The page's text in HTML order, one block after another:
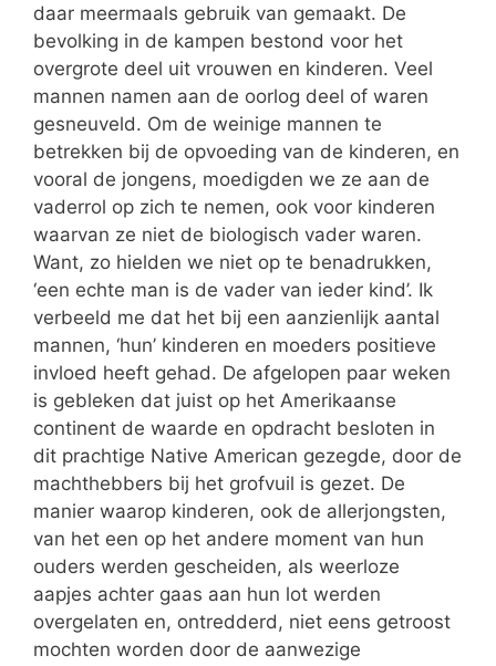
daar meermaals gebruik van gemaakt. De
bevolking in de kampen bestond voor het
overgrote deel uit vrouwen en kinderen. Veel
mannen namen aan de oorlog deel of waren
gesneuveld. Om de weinige mannen te
betrekken bij de opvoeding van de kinderen, en
vooral de jongens, moedigden we ze aan de
vaderrol op zich te nemen, ook voor kinderen
waarvan ze niet de biologisch vader waren.
Want, zo hielden we niet op te benadrukken,
‘een echte man is de vader van ieder kind’. Ik
verbeeld me dat het bij een aanzienlijk aantal
mannen, ‘hun’ kinderen en moeders positieve
invloed heeft gehad. De afgelopen paar weken
is gebleken dat juist op het Amerikaanse
continent de waarde en opdracht besloten in
dit prachtige Native American gezegde, door de
machthebbers bij het grofvuil is gezet. De
manier waarop kinderen, ook de allerjongsten,
van het een op het andere moment van hun
ouders werden gescheiden, als weerloze
aapjes achter gaas aan hun lot werden
overgelaten en, ontredderd, niet eens getroost
mochten worden door de aanwezige